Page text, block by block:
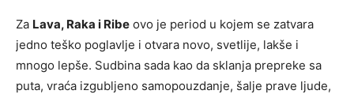
Za Lava, Raka i Ribe ovo je period u kojem se zatvara
jedno teško poglavlje i otvara novo, svetlije, lakše i
mnogo lepše. Sudbina sada kao da sklanja prepreke sa
puta, vraća izgubljeno samopouzdanje, šalje prave ljude,